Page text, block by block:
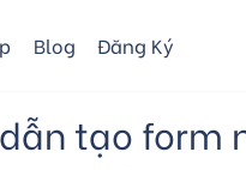
Blog Đăng Ký
tạo form